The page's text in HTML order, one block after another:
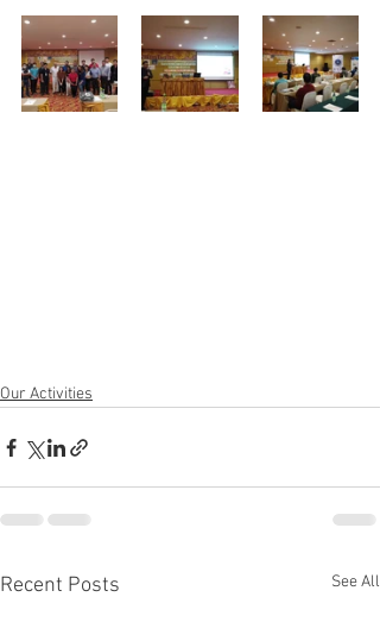
Our Activities
Recent Posts See All